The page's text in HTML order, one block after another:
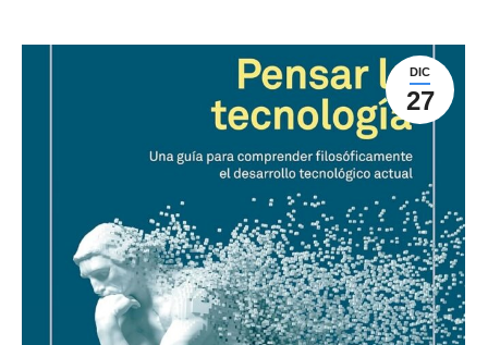
DIC
27